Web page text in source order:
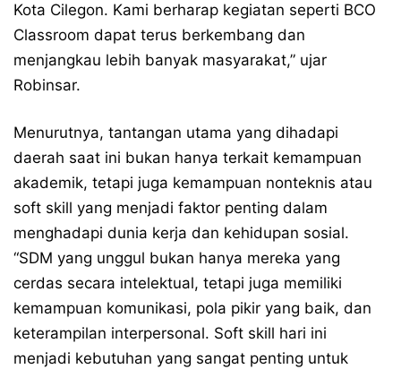
Kota Cilegon. Kami berharap kegiatan seperti BCO
Classroom dapat terus berkembang dan
menjangkau lebih banyak masyarakat,” ujar
Robinsar.
Menurutnya, tantangan utama yang dihadapi
daerah saat ini bukan hanya terkait kemampuan
akademik, tetapi juga kemampuan nonteknis atau
soft skill yang menjadi faktor penting dalam
menghadapi dunia kerja dan kehidupan sosial.
“SDM yang unggul bukan hanya mereka yang
cerdas secara intelektual, tetapi juga memiliki
kemampuan komunikasi, pola pikir yang baik, dan
keterampilan interpersonal. Soft skill hari ini
menjadi kebutuhan yang sangat penting untuk